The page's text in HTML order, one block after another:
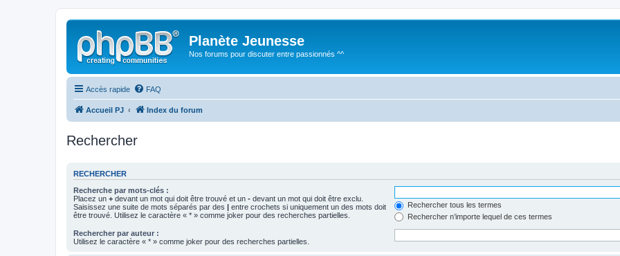
Planète Jeunesse
Nos forums pour discuter entre passionnés ^^
Accès rapide FAQ
Accueil PJ Index du forum
Rechercher
RECHERCHER
Recherche par mots-clés :
Placez un + devant un mot qui doit être trouvé et un - devant un mot qui doit être exclu.
Saisissez une suite de mots séparés par des | entre crochets si uniquement un des mots doit
être trouvé. Utilisez le caractère « * » comme joker pour des recherches partielles.
Rechercher tous les termes
Rechercher n’importe lequel de ces termes
Rechercher par auteur :
Utilisez le caractère « * » comme joker pour des recherches partielles.